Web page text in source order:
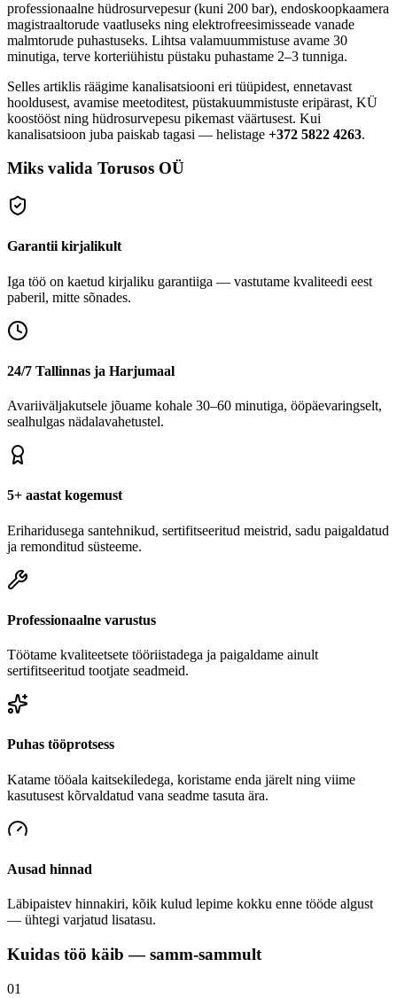
professionaalne hüdrosurvepesur (kuni 200 bar), endoskoopkaamera
magistraaltorude vaatluseks ning elektrofreesimisseade vanade
malmtorude puhastuseks. Lihtsa valamuummistuse avame 30
minutiga, terve korteriühistu püstaku puhastame 2–3 tunniga.
Selles artiklis räägime kanalisatsiooni eri tüüpidest, ennetavast
hooldusest, avamise meetoditest, püstakuummistuste eripärast, KÜ
koostööst ning hüdrosurvepesu pikemast väärtusest. Kui
kanalisatsioon juba paiskab tagasi — helistage +372 5822 4263.
Miks valida Torusos OÜ
Garantii kirjalikult
Iga töö on kaetud kirjaliku garantiiga — vastutame kvaliteedi eest
paberil, mitte sõnades.
24/7 Tallinnas ja Harjumaal
Avariiväljakutsele jõuame kohale 30–60 minutiga, ööpäevaringselt,
sealhulgas nädalavahetustel.
5+ aastat kogemust
Eriharidusega santehnikud, sertifitseeritud meistrid, sadu paigaldatud
ja remonditud süsteeme.
Professionaalne varustus
Töötame kvaliteetsete tööriistadega ja paigaldame ainult
sertifitseeritud tootjate seadmeid.
Puhas tööprotsess
Katame tööala kaitsekiledega, koristame enda järelt ning viime
kasutusest kõrvaldatud vana seadme tasuta ära.
Ausad hinnad
Läbipaistev hinnakiri, kõik kulud lepime kokku enne tööde algust
— ühtegi varjatud lisatasu.
Kuidas töö käib — samm-sammult
01